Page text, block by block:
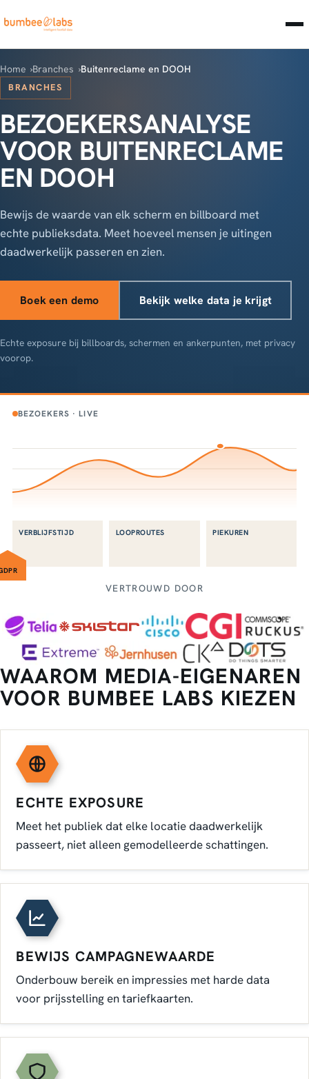
Home Branches Buitenreclame en DOOH
BRANCHES
BEZOEKERSANALYSE
VOOR BUITENRECLAME
EN DOOH
Bewijs de waarde van elk scherm en billboard met
echte publieksdata. Meet hoeveel mensen je uitingen
daadwerkelijk passeren en zien.
Boek een demo Bekijk welke data je krijgt
Echte exposure bij billboards, schermen en ankerpunten, met privacy
voorop.
BEZOEKERS · LIVE
VERBLIJFSTIJD LOOPROUTES PIEKUREN
VERTROUWD DOOR
WAAROM MEDIA-EIGENAREN
VOOR BUMBEE LABS KIEZEN
ECHTE EXPOSURE
Meet het publiek dat elke locatie daadwerkelijk
passeert, niet alleen gemodelleerde schattingen.
BEWIJS CAMPAGNEWAARDE
Onderbouw bereik en impressies met harde data
voor prijsstelling en tariefkaarten.